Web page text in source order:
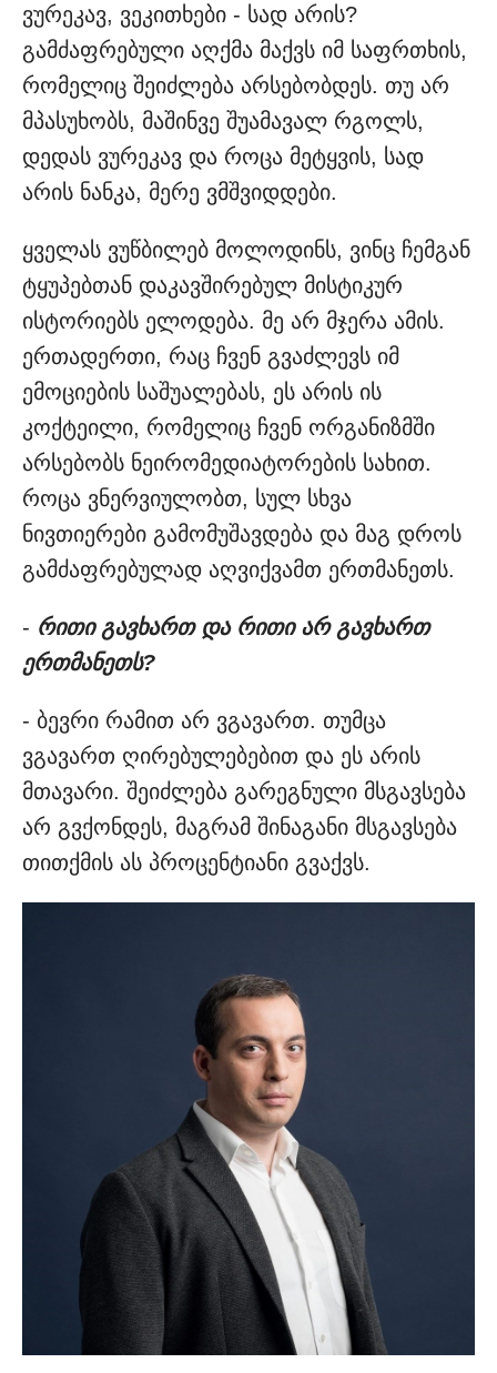
ვურეკავ, ვეკითხები - სად არის?
გამძაფრებული აღქმა მაქვს იმ საფრთხის,
რომელიც შეიძლება არსებობდეს. თუ არ
მპასუხობს, მაშინვე შუამავალ რგოლს,
დედას ვურეკავ და როცა მეტყვის, სად
არის ნანკა, მერე ვმშვიდდები.
ყველას ვუწბილებ მოლოდინს, ვინც ჩემგან
ტყუპებთან დაკავშირებულ მისტიკურ
ისტორიებს ელოდება. მე არ მჯერა ამის.
ერთადერთი, რაც ჩვენ გვაძლევს იმ
ემოციების საშუალებას, ეს არის ის
კოქტეილი, რომელიც ჩვენ ორგანიზმში
არსებობს ნეირომედიატორების სახით.
როცა ვნერვიულობთ, სულ სხვა
ნივთიერები გამომუშავდება და მაგ დროს
გამძაფრებულად აღვიქვამთ ერთმანეთს.
- რითი გავხართ და რითი არ გავხართ
ერთმანეთს?
- ბევრი რამით არ ვგავართ. თუმცა
ვგავართ ღირებულებებით და ეს არის
მთავარი. შეიძლება გარეგნული მსგავსება
არ გვქონდეს, მაგრამ შინაგანი მსგავსება
თითქმის ას პროცენტიანი გვაქვს.